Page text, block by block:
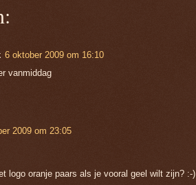
6 oktober 2009 om 16:10
vanmiddag
2009 om 23:05
logo oranje paars als je vooral geel wilt zijn? :-)